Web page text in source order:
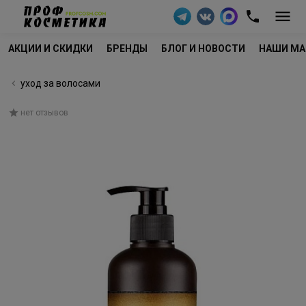
АКЦИИ И СКИДКИ БРЕНДЫ БЛОГ И НОВОСТИ НАШИ
уход за волосами
нет отзывов